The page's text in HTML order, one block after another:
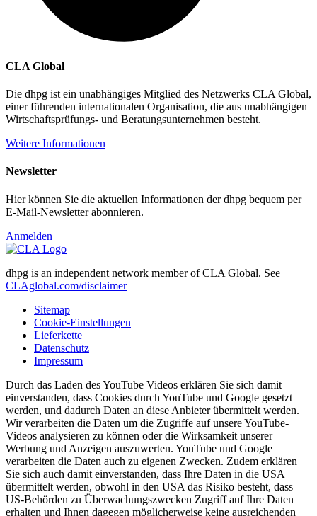
CLA Global
Die dhpg ist ein unabhängiges Mitglied des Netzwerks CLA Global,
einer führenden internationalen Organisation, die aus unabhängigen
Wirtschaftsprüfungs- und Beratungsunternehmen besteht.
Weitere Informationen
Newsletter
Hier können Sie die aktuellen Informationen der dhpg bequem per
E-Mail-Newsletter abonnieren.
Anmelden
dhpg is an independent network member of CLA Global. See
CLAglobal.com/disclaimer
Sitemap
Cookie-Einstellungen
Lieferkette
Datenschutz
Impressum
Durch das Laden des YouTube Videos erklären Sie sich damit
einverstanden, dass Cookies durch YouTube und Google gesetzt
werden, und dadurch Daten an diese Anbieter übermittelt werden.
Wir verarbeiten die Daten um die Zugriffe auf unsere YouTube-
Videos analysieren zu können oder die Wirksamkeit unserer
Werbung und Anzeigen auszuwerten. YouTube und Google
verarbeiten die Daten auch zu eigenen Zwecken. Zudem erklären
Sie sich auch damit einverstanden, dass Ihre Daten in die USA
übermittelt werden, obwohl in den USA das Risiko besteht, dass
US-Behörden zu Überwachungszwecken Zugriff auf Ihre Daten
erhalten und Ihnen dagegen möglicherweise keine ausreichenden